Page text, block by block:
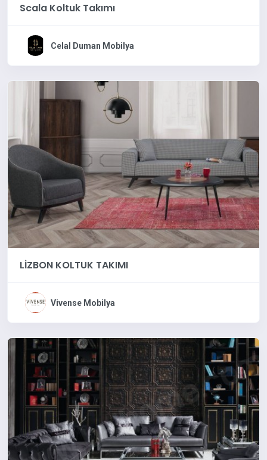
Scala Koltuk Takımı
Celal Duman Mobilya
LİZBON KOLTUK TAKIMI
Vivense Mobilya